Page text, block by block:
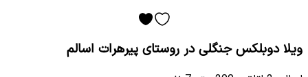
ویلا دوبلکس جنگلی در روستای پیرهرات اسالم